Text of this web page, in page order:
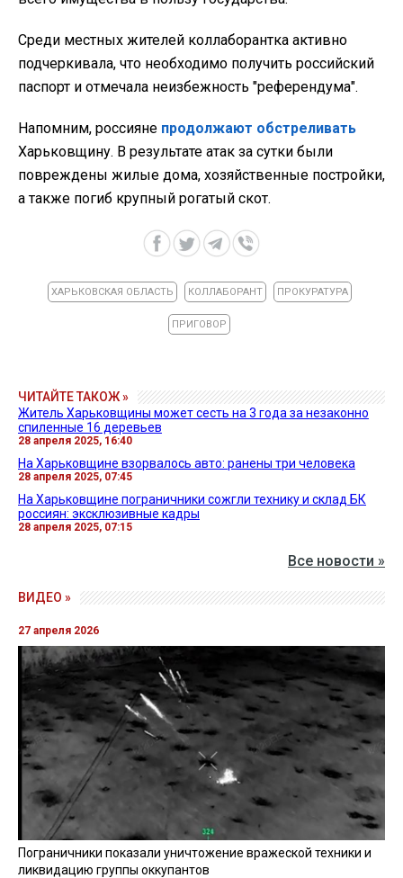
Среди местных жителей коллаборантка активно
подчеркивала, что необходимо получить российский
паспорт и отмечала неизбежность "референдума".
Напомним, россияне продолжают обстреливать
Харьковщину. В результате атак за сутки были
повреждены жилые дома, хозяйственные постройки,
а также погиб крупный рогатый скот.
ХАРЬКОВСКАЯ ОБЛАСТЬ КОЛЛАБОРАНТ ПРОКУРАТУРА
ПРИГОВОР
ЧИТАЙТЕ ТАКОЖ »
Житель Харьковщины может сесть на 3 года за незаконно
спиленные 16 деревьев
28 апреля 2025, 16:40
На Харьковщине взорвалось авто: ранены три человека
28 апреля 2025, 07:45
На Харьковщине пограничники сожгли технику и склад БК
россиян: эксклюзивные кадры
28 апреля 2025, 07:15
Все новости »
ВИДЕО »
27 апреля 2026
Пограничники показали уничтожение вражеской техники и
ликвидацию группы оккупантов